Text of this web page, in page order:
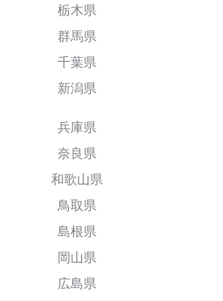
栃木県
群馬県
千葉県
新潟県
兵庫県
奈良県
和歌山県
鳥取県
島根県
岡山県
広島県